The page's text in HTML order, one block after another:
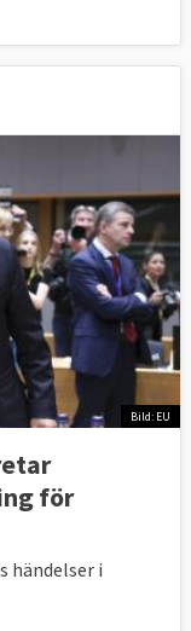
Bild: EU
för
händelser i